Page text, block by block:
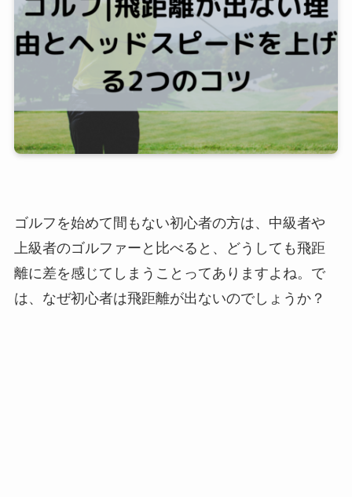
ゴルフを始めて間もない初心者の方は、中級者や
上級者のゴルファーと比べると、どうしても飛距
離に差を感じてしまうことってありますよね。で
は、なぜ初心者は飛距離が出ないのでしょうか？